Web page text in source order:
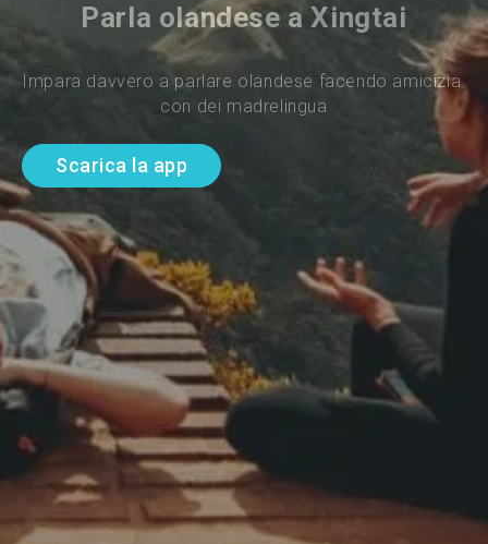
Parla olandese a Xingtai
Impara davvero a parlare olandese facendo amicizia
con dei madrelingua
Scarica la app